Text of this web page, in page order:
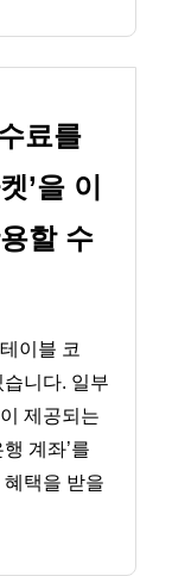
료를
’을 이
할 수
테이블 코
습니다. 일부
제공되는
계좌’를
택을 받을